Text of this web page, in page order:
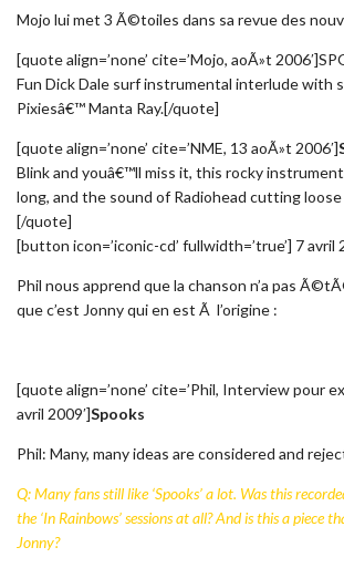
Mojo lui met 3 Ã©toiles dans sa revue des
[quote align=’none’ cite=’Mojo, aoÃ»t
Fun Dick Dale surf instrumental interlude with
Pixiesâ€™ Manta Ray.[/quote]
[quote align=’none’ cite=’NME, 13 aoÃ»t 2006′]
Blink and youâ€™ll miss it, this rocky
long, and the sound of Radiohead cutting loose
[/quote]
[button icon=’iconic-cd’ fullwidth=’true’] 7
Phil nous apprend que la chanson n’a pas
que c’est Jonny qui en est Ã l’origine :
[quote align=’none’ cite=’Phil, Interview pour
avril 2009′]Spooks
Phil: Many, many ideas are considered and
Q: Many fans still like ‘Spooks’ a lot. Was this
the ‘In Rainbows’ sessions at all? And is this a piece
Jonny?